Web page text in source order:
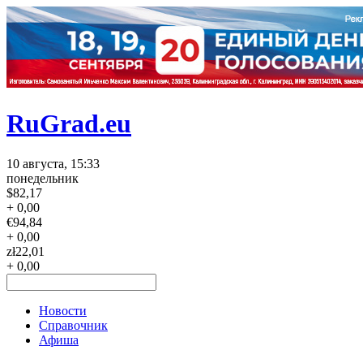
RuGrad.eu
10 августа, 15:33
понедельник
$82,17
+ 0,00
€94,84
+ 0,00
zł22,01
+ 0,00
Новости
Справочник
Афиша